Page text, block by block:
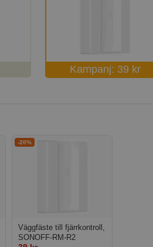
Kampanj: 39 kr
-20%
Väggfäste till fjärrkontroll,
SONOFF-RM-R2